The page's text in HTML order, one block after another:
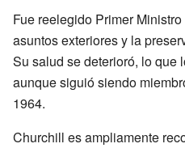
Fue reelegido Primer
asuntos exteriores y la
Su salud se deterioró, lo que
aunque siguió siendo
1964.
Churchill es ampliamente